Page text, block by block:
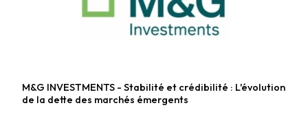
Fonds obligataires
M&G INVESTMENTS - Stabilité et crédibilité : L'évolution
de la dette des marchés émergents